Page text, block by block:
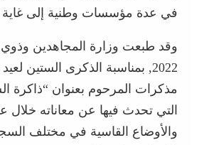
في عدة مؤسسات وطنية إلى غاية
وقد طبعت وزارة المجاهدين
2022, بمناسبة الذكرى الستين
التي تحدث فيها عن معاناته خلال
والأوضاع القاسية في مختلف